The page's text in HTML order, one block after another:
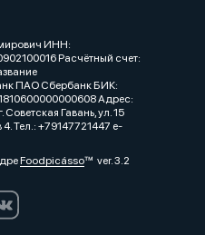
ИНН:
Расчётный счет:
ПАО Сбербанк БИК:
Адрес:
Гавань, ул. 15
Тел.: +79147721447 e-
Foodpicássover. 3.2